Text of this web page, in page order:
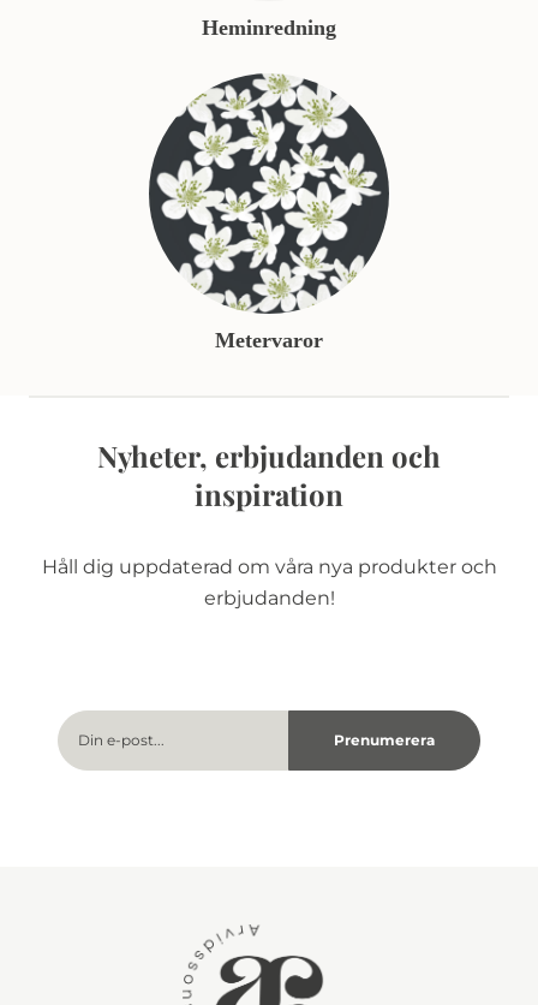
Heminredning
Metervaror
Nyheter, erbjudanden och
inspiration
Håll dig uppdaterad om våra nya produkter och
erbjudanden!